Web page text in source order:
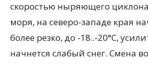
скоростью ныряющего
моря, на северо-западе края
более резко, до -18..-20°С,
начнется слабый снег. Смена